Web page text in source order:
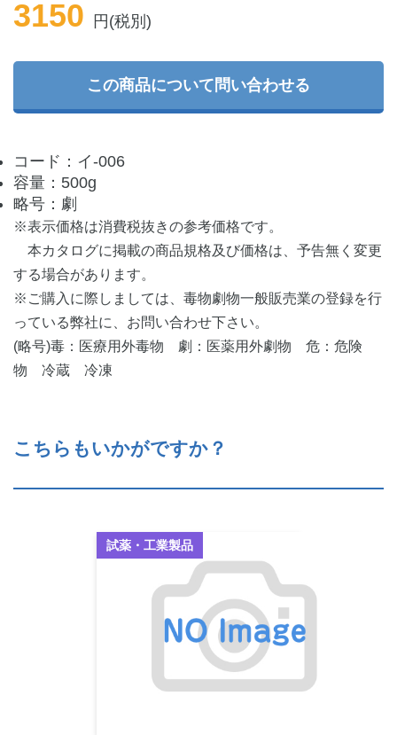
3150 円(税別)
この商品について問い合わせる
コード：イ-006
容量：500g
略号：劇
※表示価格は消費税抜きの参考価格です。
本カタログに掲載の商品規格及び価格は、予告無く変更
する場合があります。
※ご購入に際しましては、毒物劇物一般販売業の登録を行
っている弊社に、お問い合わせ下さい。
(略号)毒：医療用外毒物 劇：医薬用外劇物 危：危険
物 冷蔵 冷凍
こちらもいかがですか？
試薬・工業製品